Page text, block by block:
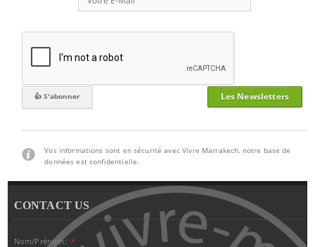
Les Newsletters
Vos informations sont en sécurité avec Vivre Marrakech, notre base de
données est confidentielle.
CONTACT US
Nom/Prénom: *